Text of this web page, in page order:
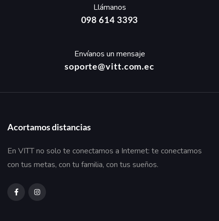
Llámanos
098 614 3393
Envíanos un mensaje
soporte@vitt.com.ec
Acortamos distancias
En VITT no solo te conectamos a Internet: te conectamos
con tus metas, con tu familia, con tus sueños.